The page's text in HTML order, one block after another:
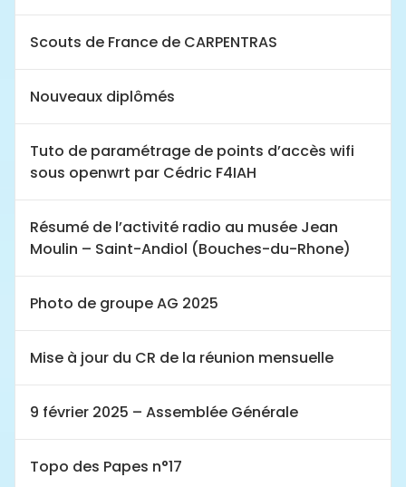
Scouts de France de CARPENTRAS
Nouveaux diplômés
Tuto de paramétrage de points d’accès wifi
sous openwrt par Cédric F4IAH
Résumé de l’activité radio au musée Jean
Moulin – Saint-Andiol (Bouches-du-Rhone)
Photo de groupe AG 2025
Mise à jour du CR de la réunion mensuelle
9 février 2025 – Assemblée Générale
Topo des Papes n°17